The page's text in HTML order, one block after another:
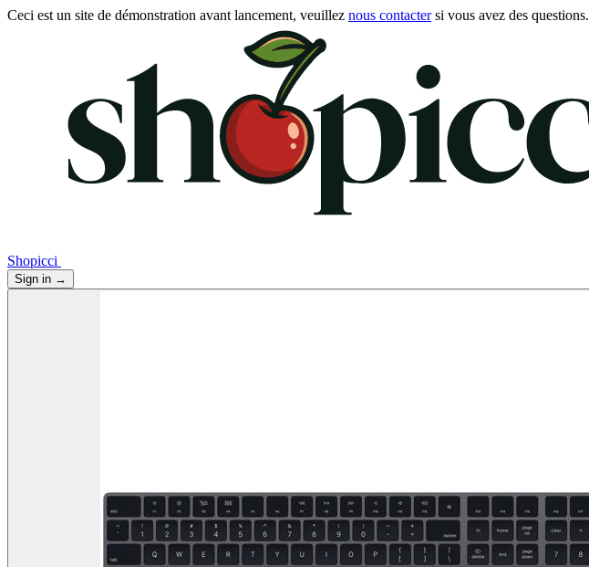
Ceci est un site de démonstration avant lancement, veuillez nous contactersi vous avez des questions.
Shopicci
Sign in →